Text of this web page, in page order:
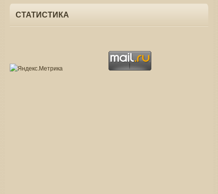
СТАТИСТИКА